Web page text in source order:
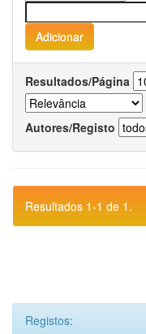
Resultados/Página
Autores/Registo
Resultados 1-1 de 1.
Registos: